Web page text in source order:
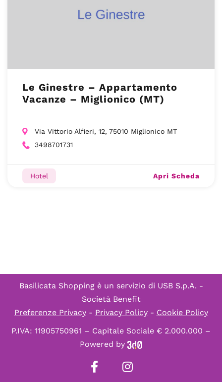
Le Ginestre – Appartamento
Vacanze – Miglionico (MT)
Via Vittorio Alfieri, 12, 75010 Miglionico MT
3498701731
Hotel Apri Scheda
Basilicata Shopping è un servizio di USB S.p.A. -
Società Benefit
Preferenze Privacy- Privacy Policy- Cookie Policy
P.IVA: 11905750961 – Capitale Sociale € 2.000.000 –
Powered by